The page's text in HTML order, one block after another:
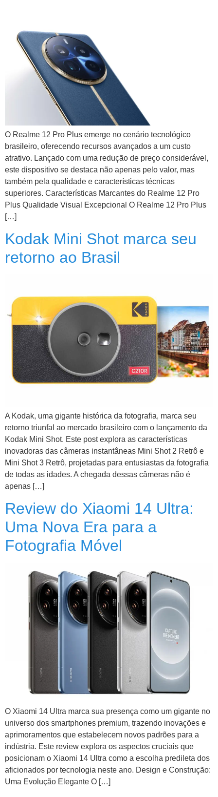
O Realme 12 Pro Plus emerge no cenário tecnológico
brasileiro, oferecendo recursos avançados a um custo
atrativo. Lançado com uma redução de preço considerável,
este dispositivo se destaca não apenas pelo valor, mas
também pela qualidade e características técnicas
superiores. Características Marcantes do Realme 12 Pro
Plus Qualidade Visual Excepcional O Realme 12 Pro Plus
[…]
Kodak Mini Shot marca seu
retorno ao Brasil
A Kodak, uma gigante histórica da fotografia, marca seu
retorno triunfal ao mercado brasileiro com o lançamento da
Kodak Mini Shot. Este post explora as características
inovadoras das câmeras instantâneas Mini Shot 2 Retrô e
Mini Shot 3 Retrô, projetadas para entusiastas da fotografia
de todas as idades. A chegada dessas câmeras não é
apenas […]
Review do Xiaomi 14 Ultra:
Uma Nova Era para a
Fotografia Móvel
O Xiaomi 14 Ultra marca sua presença como um gigante no
universo dos smartphones premium, trazendo inovações e
aprimoramentos que estabelecem novos padrões para a
indústria. Este review explora os aspectos cruciais que
posicionam o Xiaomi 14 Ultra como a escolha predileta dos
aficionados por tecnologia neste ano. Design e Construção:
Uma Evolução Elegante O […]